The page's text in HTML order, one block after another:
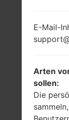
4.0 in
Körper
480 x
(~233
E-Mail-
Arten
sollen:
Die